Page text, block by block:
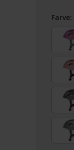
Farve: